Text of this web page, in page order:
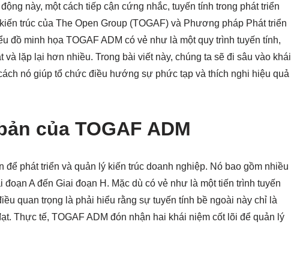
này, một cách tiếp cận cứng nhắc, tuyến tính trong phát triển
trúc của The Open Group (TOGAF) và Phương pháp Phát triển
đồ minh họa TOGAF ADM có vẻ như là một quy trình tuyến tính,
lặp lại hơn nhiều. Trong bài viết này, chúng ta sẽ đi sâu vào khái
nó giúp tổ chức điều hướng sự phức tạp và thích nghi hiệu quả
của TOGAF ADM
phát triển và quản lý kiến trúc doanh nghiệp. Nó bao gồm nhiều
A đến Giai đoạn H. Mặc dù có vẻ như là một tiến trình tuyến
quan trọng là phải hiểu rằng sự tuyến tính bề ngoài này chỉ là
Thực tế, TOGAF ADM đón nhận hai khái niệm cốt lõi để quản lý